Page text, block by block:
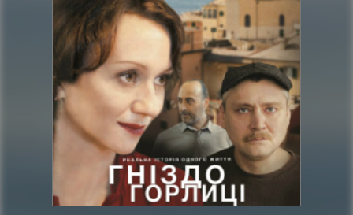
ПУБЛІКАЦІЇ
ДОВІДКА